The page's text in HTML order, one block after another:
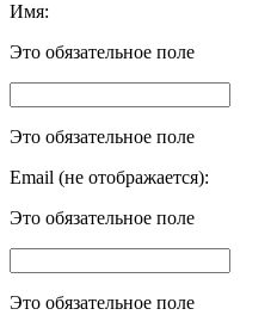
Имя:
Это обязательное поле
Это обязательное поле
Email (не отображается):
Это обязательное поле
Это обязательное поле